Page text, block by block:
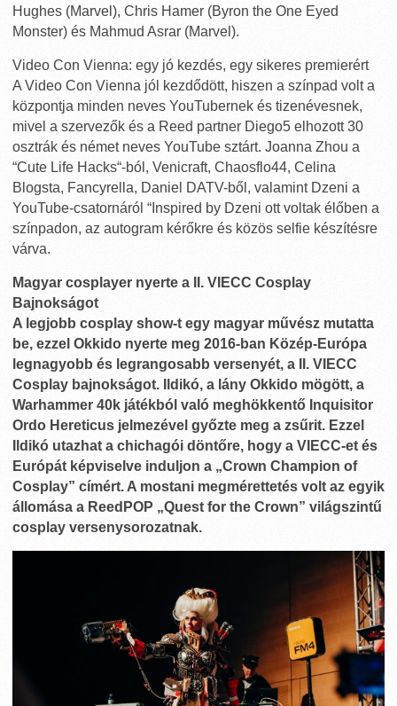
Hughes (Marvel), Chris Hamer (Byron the One Eyed
Monster) és Mahmud Asrar (Marvel).
Video Con Vienna: egy jó kezdés, egy sikeres premierért
A Video Con Vienna jól kezdődött, hiszen a színpad volt a
központja minden neves YouTubernek és tizenévesnek,
mivel a szervezők és a Reed partner Diego5 elhozott 30
osztrák és német neves YouTube sztárt. Joanna Zhou a
“Cute Life Hacks“-ból, Venicraft, Chaosflo44, Celina
Blogsta, Fancyrella, Daniel DATV-ből, valamint Dzeni a
YouTube-csatornáról “Inspired by Dzeni ott voltak élőben a
színpadon, az autogram kérőkre és közös selfie készítésre
várva.
Magyar cosplayer nyerte a II. VIECC Cosplay
Bajnokságot
A legjobb cosplay show-t egy magyar művész mutatta
be, ezzel Okkido nyerte meg 2016-ban Közép-Európa
legnagyobb és legrangosabb versenyét, a II. VIECC
Cosplay bajnokságot. Ildikó, a lány Okkido mögött, a
Warhammer 40k játékból való meghökkentő Inquisitor
Ordo Hereticus jelmezével győzte meg a zsűrit. Ezzel
Ildikó utazhat a chichagói döntőre, hogy a VIECC-et és
Európát képviselve induljon a „Crown Champion of
Cosplay” címért. A mostani megmérettetés volt az egyik
állomása a ReedPOP „Quest for the Crown” világszintű
cosplay versenysorozatnak.